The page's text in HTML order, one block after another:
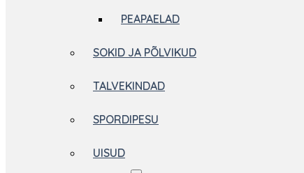
PEAPAELAD
SOKID JA PÕLVIKUD
TALVEKINDAD
SPORDIPESU
UISUD